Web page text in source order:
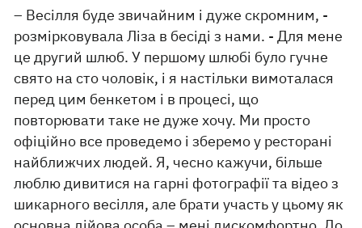
– Весілля буде звичайним і дуже скромним, -
розмірковувала Ліза в бесіді з нами. - Для мене
це другий шлюб. У першому шлюбі було гучне
свято на сто чоловік, і я настільки вимоталася
перед цим бенкетом і в процесі, що
повторювати таке не дуже хочу. Ми просто
офіційно все проведемо і зберемо у ресторані
найближчих людей. Я, чесно кажучи, більше
люблю дивитися на гарні фотографії та відео з
шикарного весілля, але брати участь у цьому як